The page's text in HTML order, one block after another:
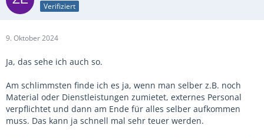
Verifiziert
9. Oktober 2024
Ja, das sehe ich auch so.
Am schlimmsten finde ich es ja, wenn man selber z.B. noch
Material oder Dienstleistungen zumietet, externes Personal
verpflichtet und dann am Ende für alles selber aufkommen
muss. Das kann ja schnell mal sehr teuer werden.